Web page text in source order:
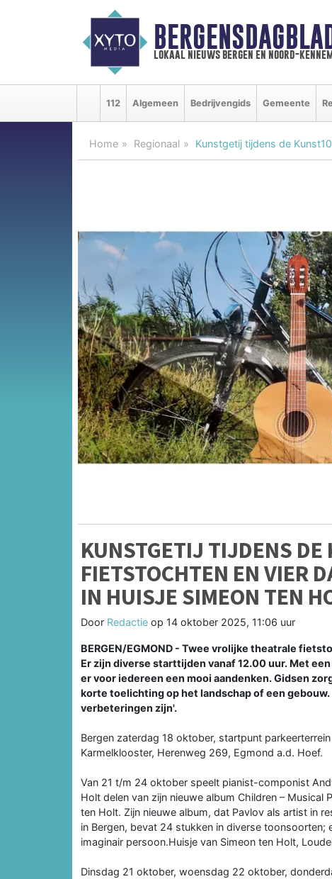
lokaal nieuws bergen en noord-
112 Algemeen Bedrijvengids Gemeente
Home Regionaal Kunstgetij tijdens de
KUNSTGETIJ TIJDENS
FIETSTOCHTEN EN VIER
IN HUISJE SIMEON TEN
Door Redactie op 14 oktober 2025, 11:06 uur
BERGEN/EGMOND - Twee vrolijke theatrale
Er zijn diverse starttijden vanaf 12.00 uur. Met
er voor iedereen een mooi aandenken. Gidsen
korte toelichting op het landschap of een
verbeteringen zijn'.
Bergen zaterdag 18 oktober, startpunt
Karmelklooster, Herenweg 269, Egmond a.d. Hoef.
Van 21 t/m 24 oktober speelt pianist-componist
Holt delen van zijn nieuwe album Children – Musical
ten Holt. Zijn nieuwe album, dat Pavlov als artist in
in Bergen, bevat 24 stukken in diverse
imaginair persoon.Huisje van Simeon ten Holt,
Dinsdag 21 oktober, woensdag 22 oktober,